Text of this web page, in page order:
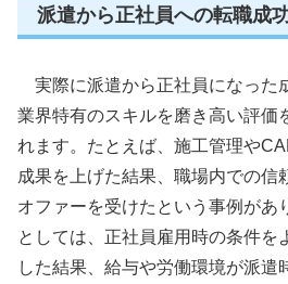
派遣から正社員への転職成
実際に派遣から正社員になった
業界特有のスキルを磨き高い評価
れます。たとえば、施工管理や
成果を上げた結果、職場内での信
オファーを受けたという事例があ
としては、正社員雇用時の条件を
した結果、給与や労働環境が派遣